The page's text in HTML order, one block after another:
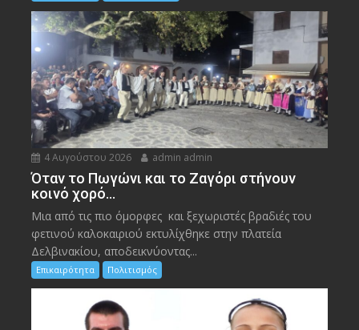
4 Αυγούστου 2026 admin admin
Όταν το Πωγώνι και το Ζαγόρι στήνουν
κοινό χορό…
Μια από τις πιο όμορφες και ξεχωριστές βραδιές του
φετινού καλοκαιριού εκτυλίχθηκε στην πλατεία
Δελβινακίου, αποδεικνύοντας...
Επικαιρότητα Πολιτισμός